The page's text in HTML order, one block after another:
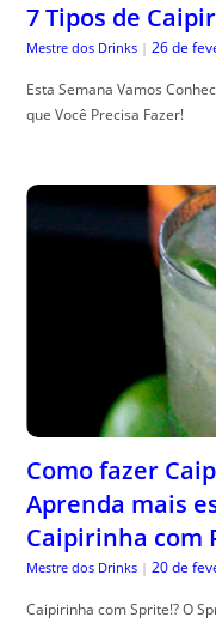
7 Tipos de
Mestre dos Drinks | 26 de
Esta Semana Vamos
que Você Precisa Fazer!
Como fazer
Aprenda mais
Caipirinha com
Mestre dos Drinks | 20 de
Caipirinha com Sprite!? O